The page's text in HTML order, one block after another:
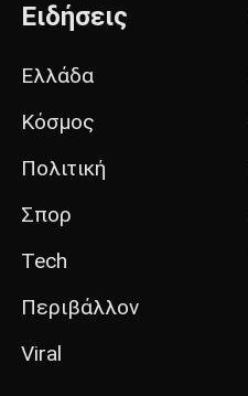
Ειδήσεις
Ελλάδα
Κόσμος
Πολιτική
Σπορ
Tech
Περιβάλλον
Viral